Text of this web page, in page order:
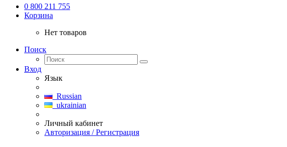
0 800 211 755
Корзина
Нет товаров
Поиск
Вход
Язык
Russian
ukrainian
Личный кабинет
Авторизация / Регистрация